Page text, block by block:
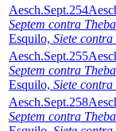
Aesch.Sept.254
Septem contra
Esquilo, Siete contra
Aesch.Sept.255
Septem contra
Esquilo, Siete contra
Aesch.Sept.258
Septem contra